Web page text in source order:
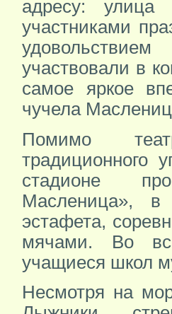
адресу:
участниками
участвовали в
самое яркое
чучела
Помимо
традиционного
стадионе
Масленица», в
эстафета,
мячами. Во
учащиеся школ
Несмотря на